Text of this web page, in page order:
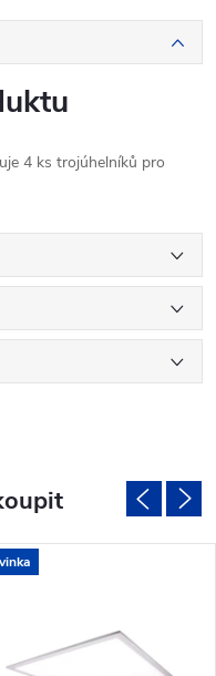
4 ks trojúhelníků pro